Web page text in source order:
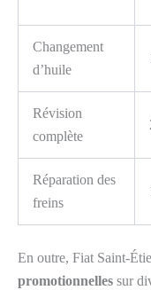
Changement
d’huile
Révision
complète
Réparation des
freins
En outre, Fiat Saint-
promotionnelles sur